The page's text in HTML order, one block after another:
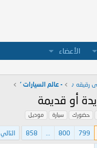
الأعضاء
رقيقه ♪ - عالم السيارات ‘
أو قديمة
حضورك سيارة موديل
799
800
...
858 التالي